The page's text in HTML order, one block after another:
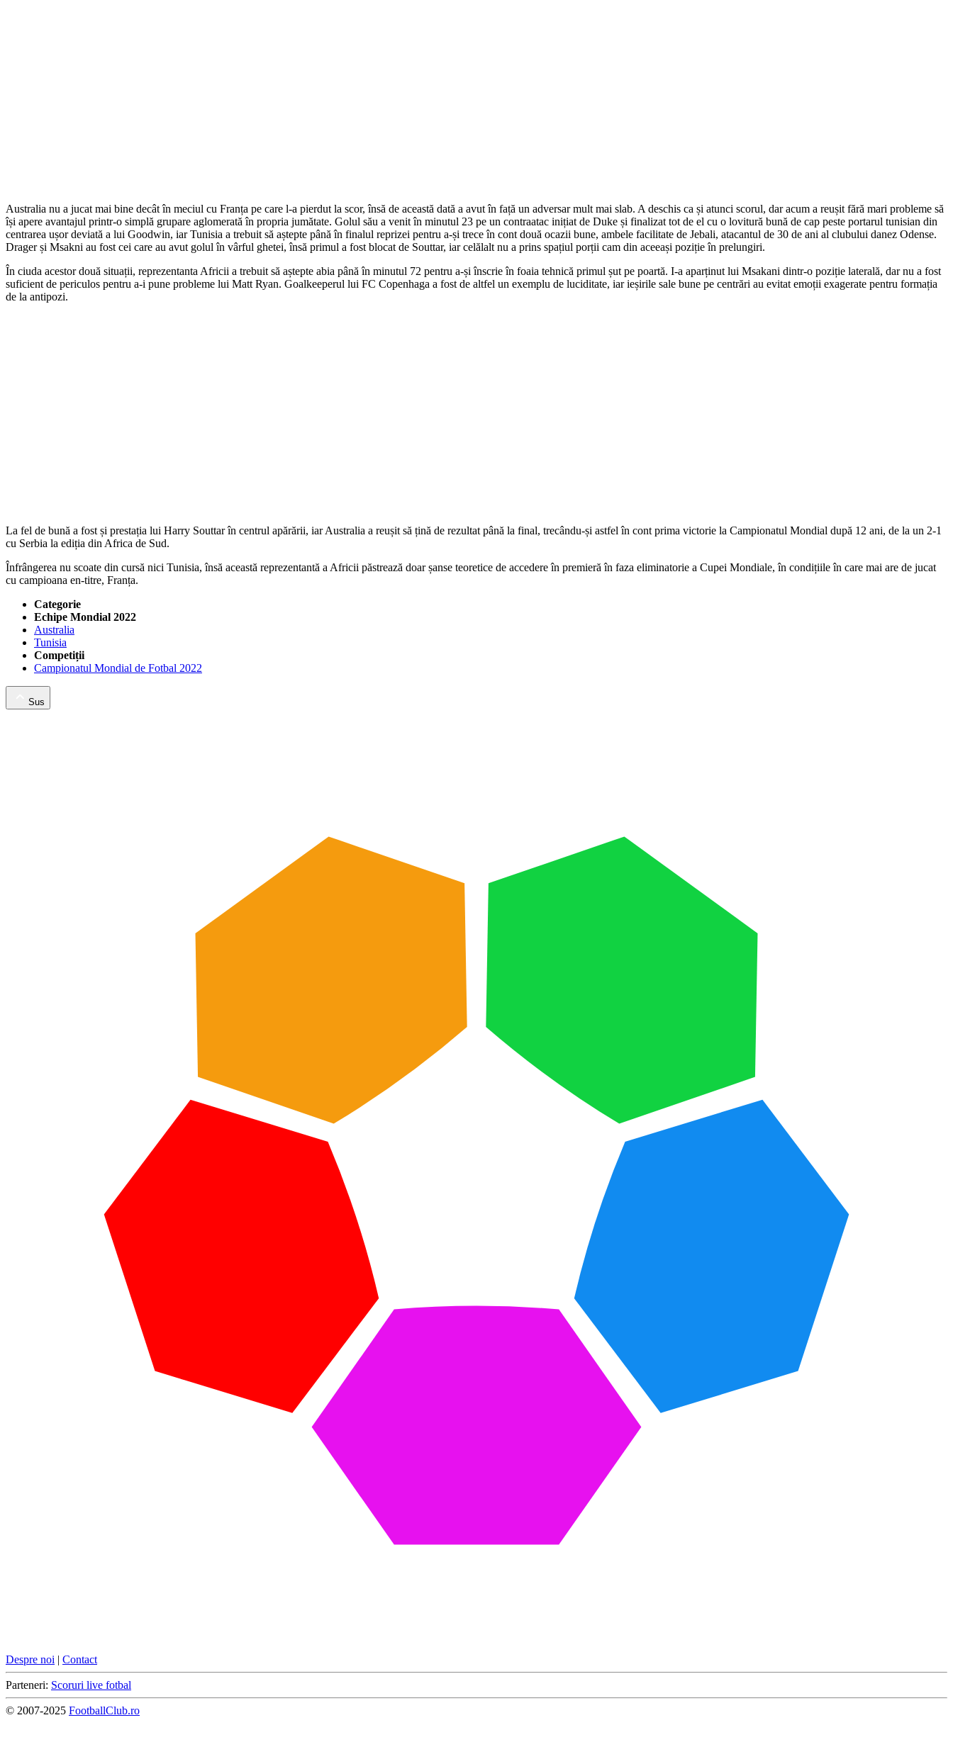
Australia nu a jucat mai bine decât în meciul cu Franța pe care l-a pierdut la scor, însă de această dată a avut în față un adversar mult mai slab. A deschis ca și atunci scorul, dar acum a reușit fără mari probleme să
își apere avantajul printr-o simplă grupare aglomerată în propria jumătate. Golul său a venit în minutul 23 pe un contraatac inițiat de Duke și finalizat tot de el cu o lovitură bună de cap peste portarul tunisian din
centrarea ușor deviată a lui Goodwin, iar Tunisia a trebuit să aștepte până în finalul reprizei pentru a-și trece în cont două ocazii bune, ambele facilitate de Jebali, atacantul de 30 de ani al clubului danez Odense.
Drager și Msakni au fost cei care au avut golul în vârful ghetei, însă primul a fost blocat de Souttar, iar celălalt nu a prins spațiul porții cam din aceeași poziție în prelungiri.
În ciuda acestor două situații, reprezentanta Africii a trebuit să aștepte abia până în minutul 72 pentru a-și înscrie în foaia tehnică primul șut pe poartă. I-a aparținut lui Msakani dintr-o poziție laterală, dar nu a fost
suficient de periculos pentru a-i pune probleme lui Matt Ryan. Goalkeeperul lui FC Copenhaga a fost de altfel un exemplu de luciditate, iar ieșirile sale bune pe centrări au evitat emoții exagerate pentru formația
de la antipozi.
La fel de bună a fost și prestația lui Harry Souttar în centrul apărării, iar Australia a reușit să țină de rezultat până la final, trecându-și astfel în cont prima victorie la Campionatul Mondial după 12 ani, de la un 2-1
cu Serbia la ediția din Africa de Sud.
Înfrângerea nu scoate din cursă nici Tunisia, însă această reprezentantă a Africii păstrează doar șanse teoretice de accedere în premieră în faza eliminatorie a Cupei Mondiale, în condițiile în care mai are de jucat
cu campioana en-titre, Franța.
Categorie
Echipe Mondial 2022
Australia
Tunisia
Competiții
Campionatul Mondial de Fotbal 2022
Sus
Despre noi | Contact
Parteneri: Scoruri live fotbal
© 2007-2025 FootballClub.ro